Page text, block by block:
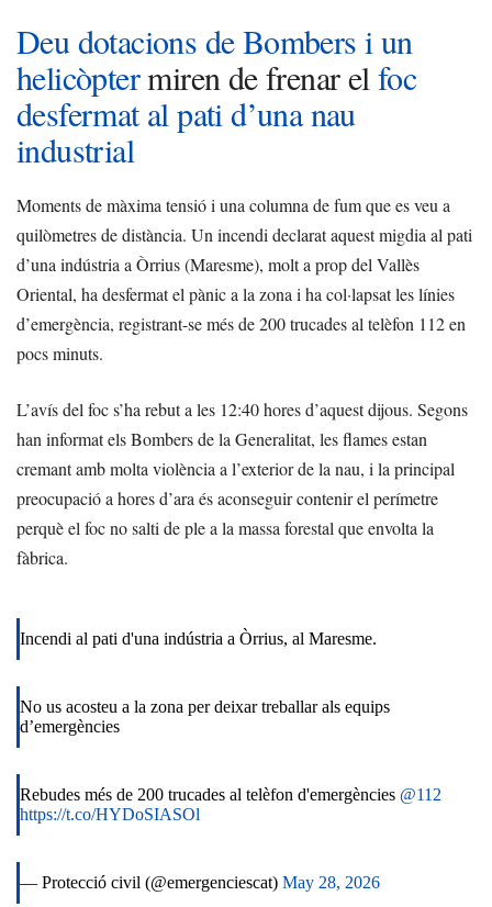
Deu dotacions de Bombers i un
helicòptermiren de frenar elfoc
desfermat al pati d’una nau
industrial
Moments de màxima tensió i una columna de fum que es veu a
quilòmetres de distància. Un incendi declarat aquest migdia al pati
d’una indústria a Òrrius (Maresme), molt a prop del Vallès
Oriental, ha desfermat el pànic a la zona i ha col·lapsat les línies
d’emergència, registrant-se més de 200 trucades al telèfon 112 en
pocs minuts.
L’avís del foc s’ha rebut a les 12:40 hores d’aquest dijous. Segons
han informat els Bombers de la Generalitat, les flames estan
cremant amb molta violència a l’exterior de la nau, i la principal
preocupació a hores d’ara és aconseguir contenir el perímetre
perquè el foc no salti de ple a la massa forestal que envolta la
fàbrica.
Incendi al pati d'una indústria a Òrrius, al Maresme.
No us acosteu a la zona per deixar treballar als equips
d’emergències
Rebudes més de 200 trucades al telèfon d'emergències @112
https://t.co/HYDoSIASOl
— Protecció civil (@emergenciescat) May 28, 2026